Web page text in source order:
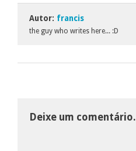
Autor: francis
the guy who writes here... :D
Deixe um